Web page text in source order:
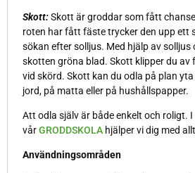
Skott: Skott är groddar som fått
roten har fått fäste trycker den upp ett
sökan efter solljus. Med hjälp av
skotten gröna blad. Skott klipper du
vid skörd. Skott kan du odla på plan
jord, på matta eller på hushållspapper.
Att odla själv är både enkelt och roligt. I
vår GRODDSKOLA hjälper vi dig med
Användningsområden